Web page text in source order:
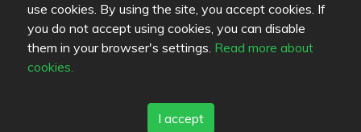
use cookies. By using the site, you accept cookies. If
you do not accept using cookies, you can disable
them in your browser's settings. Read more about
cookies.
I accept
Old Eat.fi
Top Cities
Oulu Kuopio Lahti
Rovaniemi Vaasa